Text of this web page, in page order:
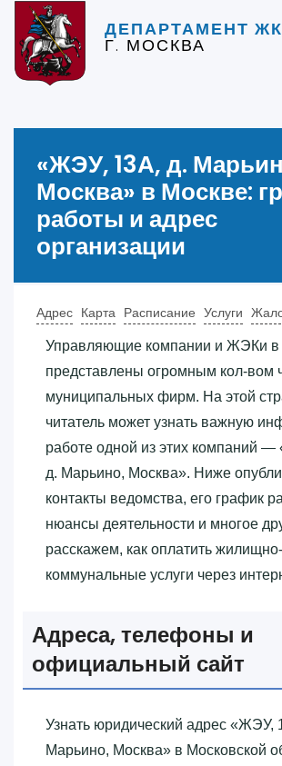
ДЕПАРТАМЕНТ
Г. МОСКВА
«‎ЖЭУ, 13А, д.
Москва»‎ в Москве:
работы и адрес
организации
Адрес Карта Расписание Услуги
Управляющие компании и ЖЭКи в
представлены огромным кол-вом
муниципальных фирм. На этой
читатель может узнать важную
работе одной из этих компаний
д. Марьино, Москва»‎. Ниже
контакты ведомства, его график
нюансы деятельности и многое
расскажем, как оплатить жилищно-
коммунальные услуги через
Адреса, телефоны и
официальный сайт
Узнать юридический адрес «‎ЖЭУ,
Марьино, Москва»‎ в Московской